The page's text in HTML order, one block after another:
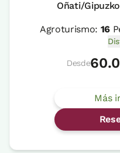
Oñati/
Agroturismo: 16
Desde
Más